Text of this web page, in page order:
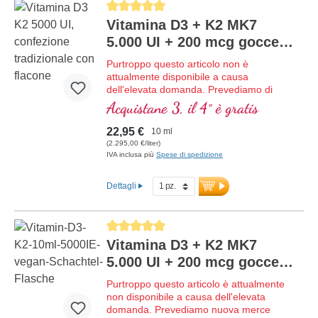
ottimale supporta il mantenimento di
ossa normali, contribuisce alla normale
funzione muscolare e alla normale
funzione del sistema immunitario.
Prodotto in Germania senza ingegneria
genetica, in produzione propria
controllata attiva da 25 anni, vegano,
senza additivi e testato in laboratorio.
Sviluppato da medici.
maggiori informazioni su Vitamina
D3 + K2
Average rating of 5 out of 5 stars
Vitamina D3 + K2 MK7
5.000 UI + 200 mcg gocce
NUOVO
Purtroppo questo articolo non è
attualmente disponibile a causa
dell'elevata domanda. Prevediamo di
ricevere nuova merce nella settimana
34/2026.
Vitamina D3 + K2 MK7 bioattiva liquida
secondo il Dr. med. Michalzik – 333
gocce in 10 ml. Una goccia fornisce
(MK7 all-trans). Massima qualità
premium da pregiata materia prima
ottimale con la forma K2 all-trans
particolarmente bioattiva. Disciolta in olio
di cocco MCT protettivo, coltivato senza
pesticidi, per una migliore biodisponibilità.
Questa combinazione ottimale supporta il
mantenimento di ossa normali,
contribuisce alla normale funzione
muscolare e alla normale funzione del
Acquistane 3, il 4° è gratis
22,95 € 10 ml
(2.295,00 €/liter)
IVA inclusa più Spese di spedizione
Dettagli
Average rating of 5 out of 5 stars
Vitamina D3 + K2 MK7
5.000 UI + 200 mcg gocce
vegane
Purtroppo questo articolo è attualmente
non disponibile a causa dell'elevata
domanda. Prevediamo nuova merce